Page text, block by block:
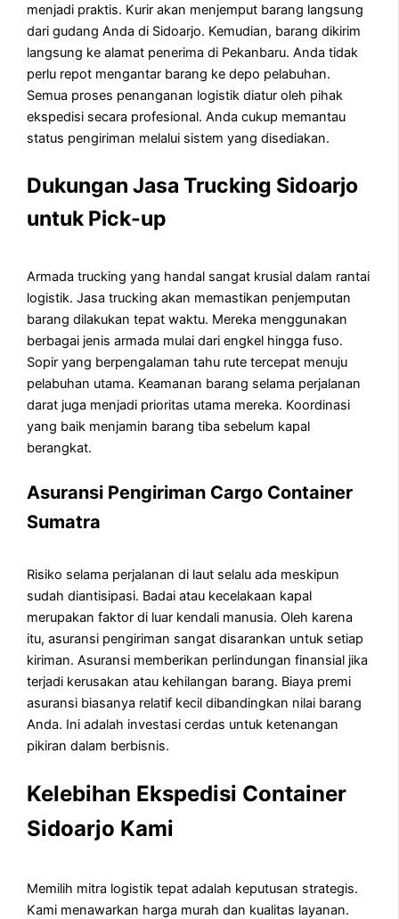
menjadi praktis. Kurir akan menjemput barang langsung
dari gudang Anda di Sidoarjo. Kemudian, barang dikirim
langsung ke alamat penerima di Pekanbaru. Anda tidak
perlu repot mengantar barang ke depo pelabuhan.
Semua proses penanganan logistik diatur oleh pihak
ekspedisi secara profesional. Anda cukup memantau
status pengiriman melalui sistem yang disediakan.
Dukungan Jasa Trucking Sidoarjo
untuk Pick-up
Armada trucking yang handal sangat krusial dalam rantai
logistik. Jasa trucking akan memastikan penjemputan
barang dilakukan tepat waktu. Mereka menggunakan
berbagai jenis armada mulai dari engkel hingga fuso.
Sopir yang berpengalaman tahu rute tercepat menuju
pelabuhan utama. Keamanan barang selama perjalanan
darat juga menjadi prioritas utama mereka. Koordinasi
yang baik menjamin barang tiba sebelum kapal
berangkat.
Asuransi Pengiriman Cargo Container
Sumatra
Risiko selama perjalanan di laut selalu ada meskipun
sudah diantisipasi. Badai atau kecelakaan kapal
merupakan faktor di luar kendali manusia. Oleh karena
itu, asuransi pengiriman sangat disarankan untuk setiap
kiriman. Asuransi memberikan perlindungan finansial jika
terjadi kerusakan atau kehilangan barang. Biaya premi
asuransi biasanya relatif kecil dibandingkan nilai barang
Anda. Ini adalah investasi cerdas untuk ketenangan
pikiran dalam berbisnis.
Kelebihan Ekspedisi Container
Sidoarjo Kami
Memilih mitra logistik tepat adalah keputusan strategis.
Kami menawarkan harga murah dan kualitas layanan.